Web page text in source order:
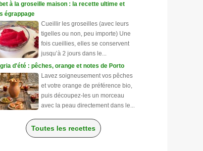
à la groseille maison : la recette ultime et
égrappage
Cueillir les groseilles (avec leurs
tigelles ou non, peu importe) Une
fois cueillies, elles se conservent
jusqu’à 2 jours dans le...
d'été : pêches, orange et notes de Porto
Lavez soigneusement vos pêches
et votre orange de préférence bio,
puis découpez-les un morceau
avec la peau directement dans le...
Toutes les recettes